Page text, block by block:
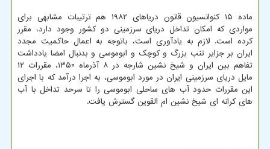
ماده ۱۵ کنوانسیون قانون دریاهای ۱۹۸۲ هم ترتیبات مشابهی برای
مواردی که امکان تداخل دریای سرزمینی دو کشور وجود دارد، مقرر
کرده است. لازم به یادآوری است، باتوجه به اعمال حاکمیت مجدد
ایران بر جزایر تنب بزرگ و کوچک و ابوموسی و بدنبال امضا یادداشت
تفاهم بین ایران و شیخ نشین شارجه در ۸ آذرماه ۱۳۵۰، مقررات ۱۲
مایل دریای سرزمینی ایران در مورد ابوموسی، به اجرا درآمد که با اجرای
این مقررات حدود آب های ساحلی ابوموسی را تا سرحد تداخل با آب
های کرانه ای شیخ نشین ام القوین گسترش یافت.